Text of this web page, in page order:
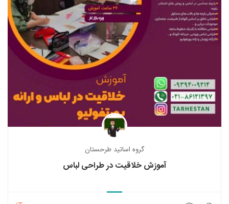
گروه اساتید طرحستان
آموزش خلاقیت در طراحی لباس